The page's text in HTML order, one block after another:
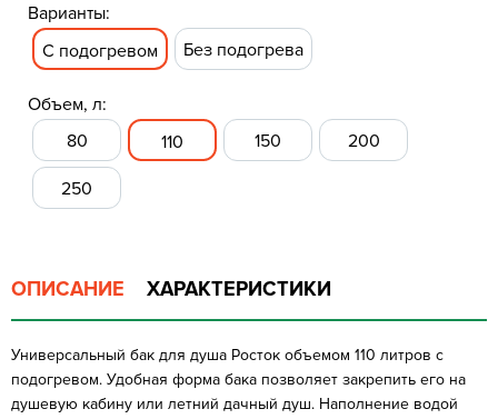
Варианты:
С подогревом
Без подогрева
Объем, л:
80
110 150 200
250
ОПИСАНИЕ ХАРАКТЕРИСТИКИ
Универсальный бак для душа Росток объемом 110 литров с
подогревом. Удобная форма бака позволяет закрепить его на
душевую кабину или летний дачный душ. Наполнение водой